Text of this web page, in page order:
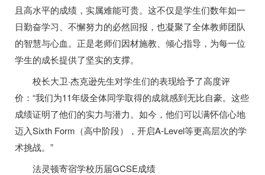
且高水平的成绩，实属难能可贵。这不仅是学生们数年如一
日勤奋学习、不懈努力的必然回报，也凝聚了全体教师团队
的智慧与心血。正是老师们因材施教、倾心指导，为每一位
学生的成长提供了坚实的支撑。
校长大卫·杰克逊先生对学生们的表现给予了高度评
价：“我们为11年级全体同学取得的成就感到无比自豪。这些
成绩证明了他们的实力与潜力。如今，他们可以满怀信心地
迈入Sixth Form（高中阶段），开启A-Level等更高层次的学
术挑战。”
法灵顿寄宿学校历届GCSE成绩